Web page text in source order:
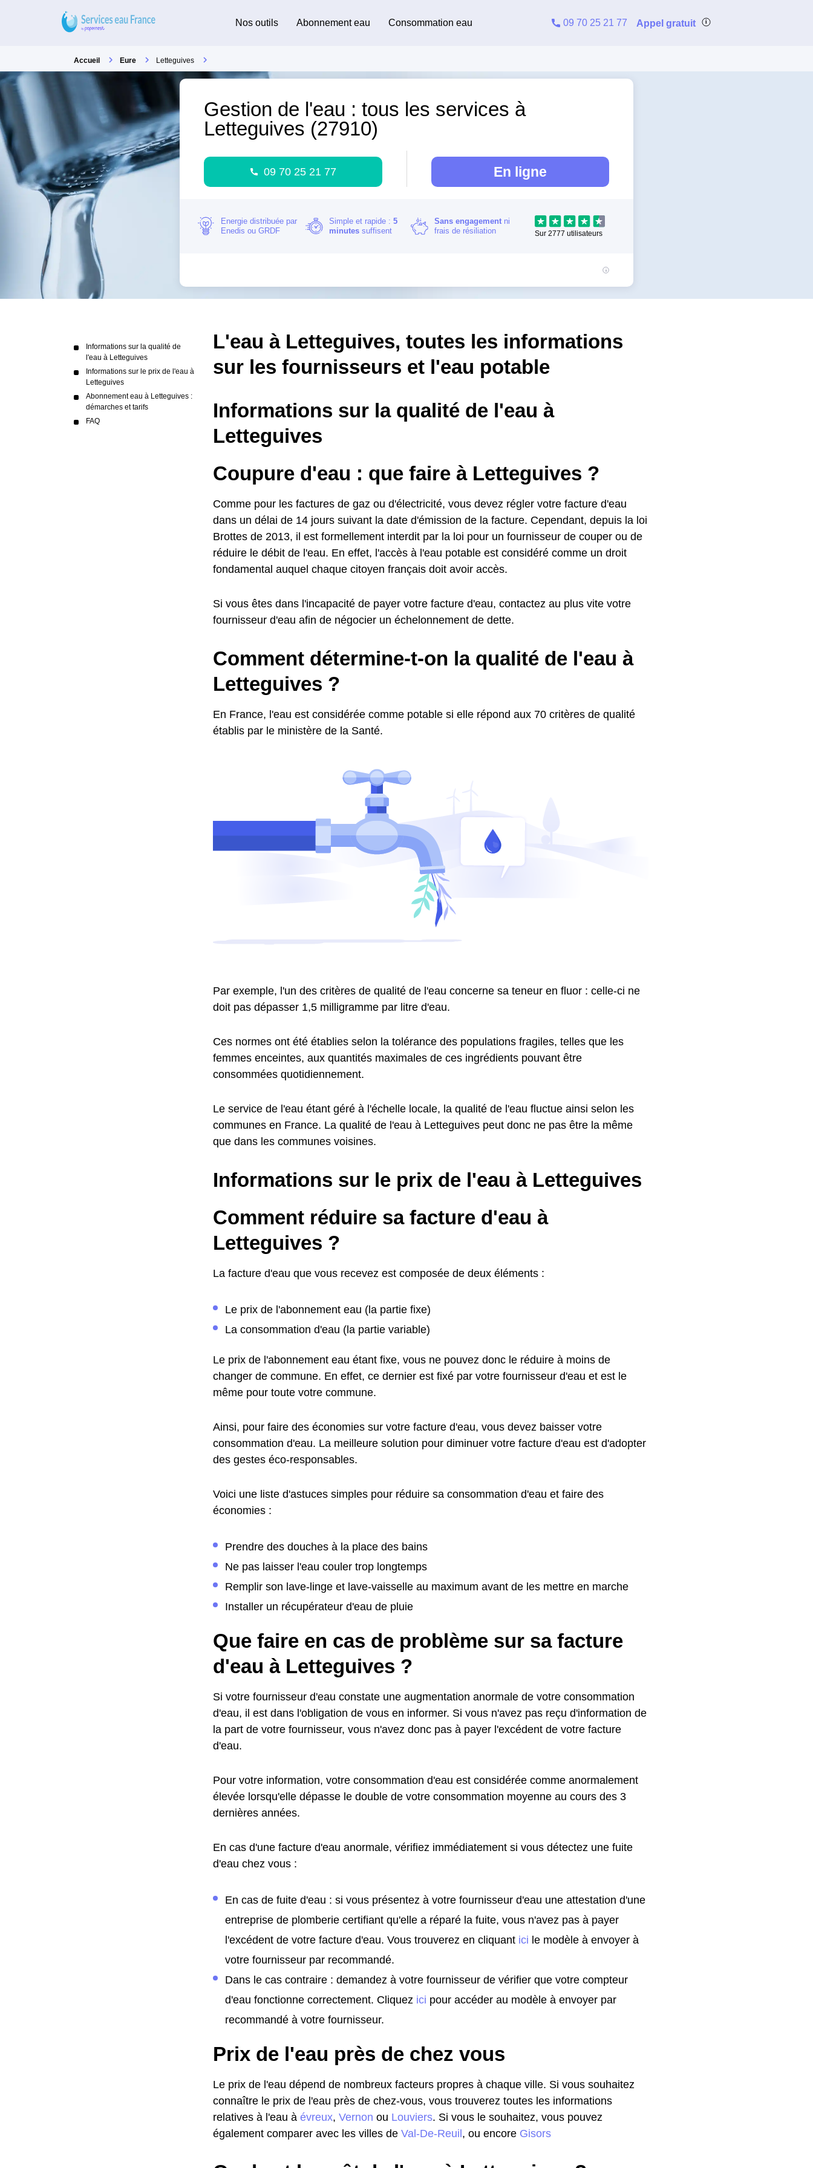
Nos outils Abonnement eau Consommation eau 09 70 25 21 77 Appel gratuit
Accueil Eure Letteguives
Gestion de l'eau : tous les services à
Letteguives (27910)
09 70 25 21 77 En ligne
Energie distribuée par
Enedis ou GRDF
Simple et rapide : 5
minutessuffisent
Sans engagementni
frais de résiliation
Sur 2777 utilisateurs
Informations sur la qualité de
l'eau à Letteguives
Informations sur le prix de l'eau à
Letteguives
Abonnement eau à Letteguives :
démarches et tarifs
FAQ
L'eau à Letteguives, toutes les informations
sur les fournisseurs et l'eau potable
Informations sur la qualité de l'eau à
Letteguives
Coupure d'eau : que faire à Letteguives ?
Comme pour les factures de gaz ou d'électricité, vous devez régler votre facture d'eau
dans un délai de 14 jours suivant la date d'émission de la facture. Cependant, depuis la loi
Brottes de 2013, il est formellement interdit par la loi pour un fournisseur de couper ou de
réduire le débit de l'eau. En effet, l'accès à l'eau potable est considéré comme un droit
fondamental auquel chaque citoyen français doit avoir accès.
Si vous êtes dans l'incapacité de payer votre facture d'eau, contactez au plus vite votre
fournisseur d'eau afin de négocier un échelonnement de dette.
Comment détermine-t-on la qualité de l'eau à
Letteguives ?
En France, l'eau est considérée comme potable si elle répond aux 70 critères de qualité
établis par le ministère de la Santé.
Par exemple, l'un des critères de qualité de l'eau concerne sa teneur en fluor : celle-ci ne
doit pas dépasser 1,5 milligramme par litre d'eau.
Ces normes ont été établies selon la tolérance des populations fragiles, telles que les
femmes enceintes, aux quantités maximales de ces ingrédients pouvant être
consommées quotidiennement.
Le service de l'eau étant géré à l'échelle locale, la qualité de l'eau fluctue ainsi selon les
communes en France. La qualité de l'eau à Letteguives peut donc ne pas être la même
que dans les communes voisines.
Informations sur le prix de l'eau à Letteguives
Comment réduire sa facture d'eau à
Letteguives ?
La facture d'eau que vous recevez est composée de deux éléments :
Le prix de l'abonnement eau (la partie fixe)
La consommation d'eau (la partie variable)
Le prix de l'abonnement eau étant fixe, vous ne pouvez donc le réduire à moins de
changer de commune. En effet, ce dernier est fixé par votre fournisseur d'eau et est le
même pour toute votre commune.
Ainsi, pour faire des économies sur votre facture d'eau, vous devez baisser votre
consommation d'eau. La meilleure solution pour diminuer votre facture d'eau est d'adopter
des gestes éco-responsables.
Voici une liste d'astuces simples pour réduire sa consommation d'eau et faire des
économies :
Prendre des douches à la place des bains
Ne pas laisser l'eau couler trop longtemps
Remplir son lave-linge et lave-vaisselle au maximum avant de les mettre en marche
Installer un récupérateur d'eau de pluie
Que faire en cas de problème sur sa facture
d'eau à Letteguives ?
Si votre fournisseur d'eau constate une augmentation anormale de votre consommation
d'eau, il est dans l'obligation de vous en informer. Si vous n'avez pas reçu d'information de
la part de votre fournisseur, vous n'avez donc pas à payer l'excédent de votre facture
d'eau.
Pour votre information, votre consommation d'eau est considérée comme anormalement
élevée lorsqu'elle dépasse le double de votre consommation moyenne au cours des 3
dernières années.
En cas d'une facture d'eau anormale, vérifiez immédiatement si vous détectez une fuite
d'eau chez vous :
En cas de fuite d'eau : si vous présentez à votre fournisseur d'eau une attestation d'une
entreprise de plomberie certifiant qu'elle a réparé la fuite, vous n'avez pas à payer
l'excédent de votre facture d'eau. Vous trouverez en cliquant ici le modèle à envoyer à
votre fournisseur par recommandé.
Dans le cas contraire : demandez à votre fournisseur de vérifier que votre compteur
d'eau fonctionne correctement. Cliquez ici pour accéder au modèle à envoyer par
recommandé à votre fournisseur.
Prix de l'eau près de chez vous
Le prix de l'eau dépend de nombreux facteurs propres à chaque ville. Si vous souhaitez
connaître le prix de l'eau près de chez-vous, vous trouverez toutes les informations
relatives à l'eau à évreux, Vernon ou Louviers. Si vous le souhaitez, vous pouvez
également comparer avec les villes de Val-De-Reuil, ou encore Gisors